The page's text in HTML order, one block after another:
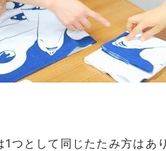
1つとして同じたたみ方はあ